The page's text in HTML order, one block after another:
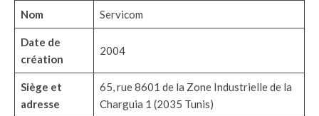
Nom Servicom
Date de
création
2004
Siège et
adresse
65, rue 8601 de la Zone Industrielle de la
Charguia 1 (2035 Tunis)